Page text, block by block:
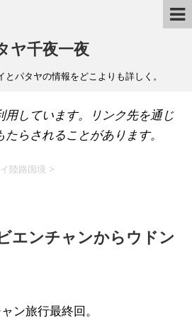
ヤ千夜一夜
パタヤの情報をどこよりも詳しく。
用しています。リンク先を通じ
らされることがあります。
陸路国境 >
エンチャンからウドン
ン旅行最終回。